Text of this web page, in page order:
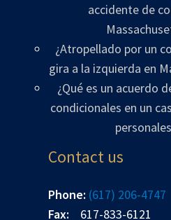
accidente de
¿Atropellado por un
gira a la izquierda en
¿Qué es un acuerdo
condicionales en un
Contact us
Phone: (617) 206-4747
Fax: 617-833-6121